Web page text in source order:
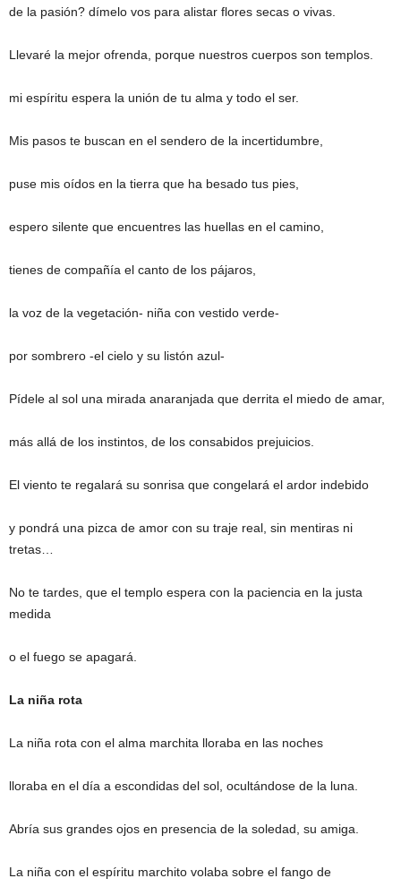
de la pasión? dímelo vos para alistar flores secas o vivas.
Llevaré la mejor ofrenda, porque nuestros cuerpos son templos.
mi espíritu espera la unión de tu alma y todo el ser.
Mis pasos te buscan en el sendero de la incertidumbre,
puse mis oídos en la tierra que ha besado tus pies,
espero silente que encuentres las huellas en el camino,
tienes de compañía el canto de los pájaros,
la voz de la vegetación- niña con vestido verde-
por sombrero -el cielo y su listón azul-
Pídele al sol una mirada anaranjada que derrita el miedo de amar,
más allá de los instintos, de los consabidos prejuicios.
El viento te regalará su sonrisa que congelará el ardor indebido
y pondrá una pizca de amor con su traje real, sin mentiras ni
tretas…
No te tardes, que el templo espera con la paciencia en la justa
medida
o el fuego se apagará.
La niña rota
La niña rota con el alma marchita lloraba en las noches
lloraba en el día a escondidas del sol, ocultándose de la luna.
Abría sus grandes ojos en presencia de la soledad, su amiga.
La niña con el espíritu marchito volaba sobre el fango de